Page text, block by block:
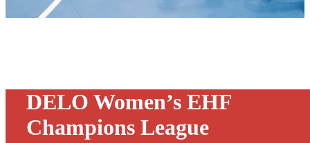
DELO Women’s EHF
Champions League